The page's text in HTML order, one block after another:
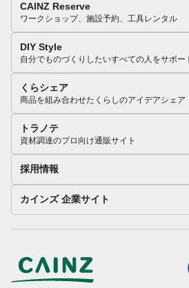
CAINZ Reserve
ワークショップ、施設予約、工具レンタル
DIY Style
自分でものづくりしたいすべての人をサポー
くらシェア
商品を組み合わせたくらしのアイデアシェア
トラノテ
資材調達のプロ向け通販サイト
採用情報
カインズ 企業サイト